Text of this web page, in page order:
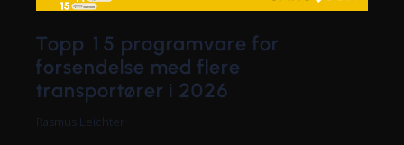
Topp 15 programvare for
forsendelse med flere
transportører i 2026
Rasmus Leichter